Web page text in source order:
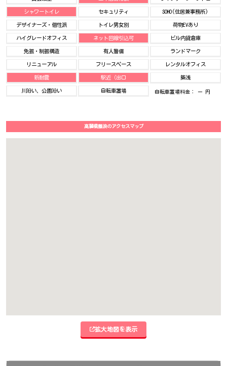
シャワートイレ セキュリティ SOHO(住居兼事務所)
デザイナーズ・個性派 トイレ男女別 荷物EVあり
ハイグレードオフィス ネット回線引込可 ビル内貸倉庫
免振・制振構造 有人警備 ランドマーク
リニューアル フリースペース レンタルオフィス
新耐震 駅近（出口 築浅
川沿い、公園沿い 自転車置場 自転車置場料金： ー 円
高麗橋藤浪のアクセスマップ
拡大地図を表示